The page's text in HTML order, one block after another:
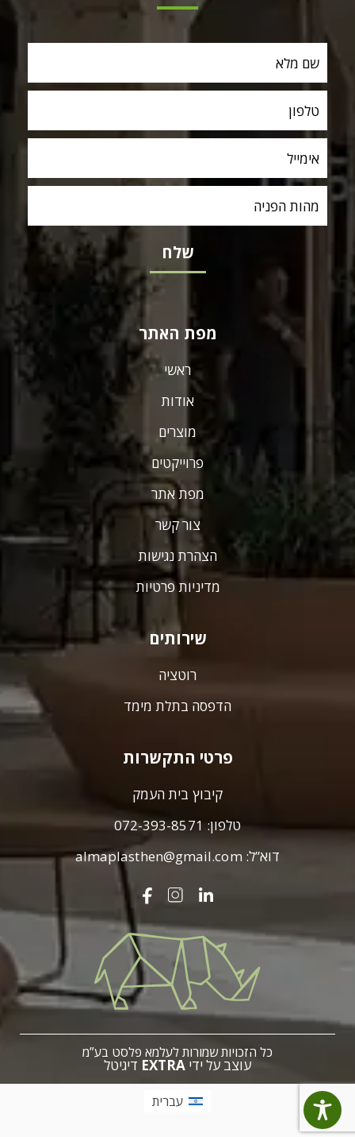
מפת האתר
ראשי
אודות
מוצרים
פרוייקטים
מפת אתר
צור קשר
הצהרת נגישות
מדיניות פרטיות
שירותים
רוטציה
הדפסה בתלת מימד
פרטי התקשרות
קיבוץ בית העמק
טלפון: 072-393-8571
דוא”ל:almaplasthen@gmail.com
פלסט
כל הזכויות שמורות לעלמא פלסט בע”מ
עוצב על ידי EXTRA דיגיטל
עברית